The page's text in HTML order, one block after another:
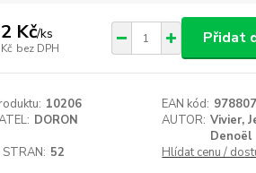
Kč/ks
bez DPH
Přidat
10206 EAN kód:
DORON AUTOR: Vivier,
Denoël
52 Hlídat cenu /